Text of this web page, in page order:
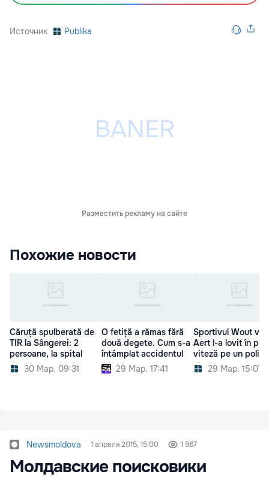
Источник Publika
Разместить рекламу на сайте
Похожие новости
Căruță spulberată de
TIR la Sângerei: 2
persoane, la spital
30 Мар. 09:31
O fetiță a rămas fără
două degete. Cum s-a
întâmplat accidentul
29 Мар. 17:41
Sportivul Wout van
Aert l-a lovit în
viteză pe un
29 Мар. 15:07
Newsmoldova 1 апреля 2015, 15:00 1 967
Молдавские поисковики